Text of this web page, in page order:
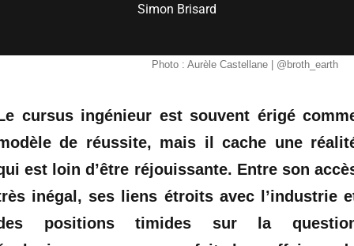
Simon Brisard
Photo : Aurèle Castellane | @broth_earth
cursus ingénieur est souvent érigé
de réussite, mais il cache une
est loin d’être réjouissante. Entre son
inégal, ses liens étroits avec l’industrie
positions timides sur la